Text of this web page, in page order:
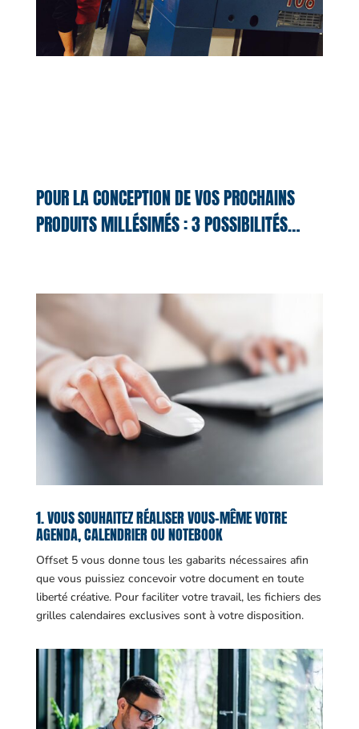
POUR LA CONCEPTION DE VOS PROCHAINS
PRODUITS MILLÉSIMÉS : 3 POSSIBILITÉS…
1. VOUS SOUHAITEZ RÉALISER VOUS-MÊME VOTRE
AGENDA, CALENDRIER OU NOTEBOOK
Offset 5 vous donne tous les gabarits nécessaires afin
que vous puissiez concevoir votre document en toute
liberté créative. Pour faciliter votre travail, les fichiers des
grilles calendaires exclusives sont à votre disposition.